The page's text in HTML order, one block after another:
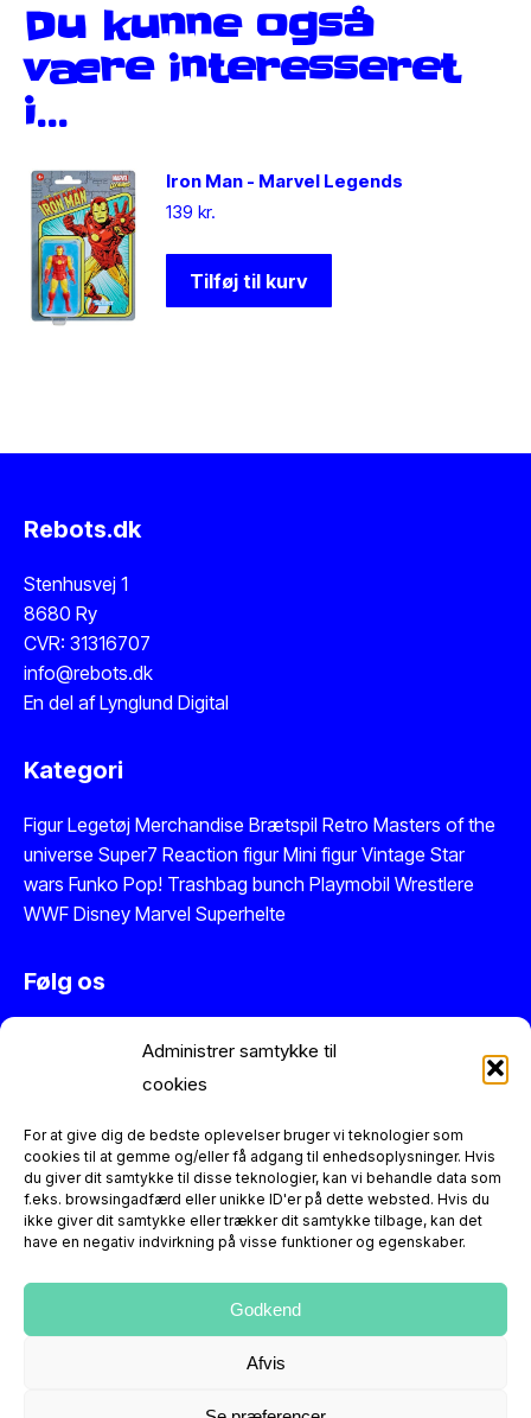
Administrer samtykke til
cookies
For at give dig de bedste oplevelser bruger vi teknologier som
cookies til at gemme og/eller få adgang til enhedsoplysninger. Hvis
du giver dit samtykke til disse teknologier, kan vi behandle data som
f.eks. browsingadfærd eller unikke ID'er på dette websted. Hvis du
ikke giver dit samtykke eller trækker dit samtykke tilbage, kan det
have en negativ indvirkning på visse funktioner og egenskaber.
Godkend
Afvis
Du kunne også
være interesseret
i…
Iron Man - Marvel Legends
139 kr.
Tilføj til kurv
Rebots.dk
Stenhusvej 1
8680 Ry
CVR: 31316707
info@rebots.dk
En del afLynglund Digital
Kategori
Figur Legetøj Merchandise Brætspil Retro Masters of the
universe Super7 Reaction figur Mini figurVintage Star
wars Funko Pop! Trashbag bunch Playmobil Wrestlere
WWF Disney Marvel Superhelte
Følg os
Se vores anmeldelser på Trustpilot
Information
Figurerne er reproduktioner og dermed nye varer. Der er
altid 14 dages returret.Kontakt oshvis du har spørgsmål
eller leder efter en helt særlig retro figur.